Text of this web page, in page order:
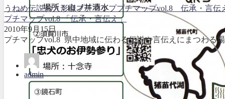
うねめ伝説お人形様プチマッププチマップvol.8 伝承・言伝
プチマップvol.8 「伝承・言伝え」
2010年9月15日
プチマップvol.8 県中地域に伝わる伝説や言伝えにまつわ
admin